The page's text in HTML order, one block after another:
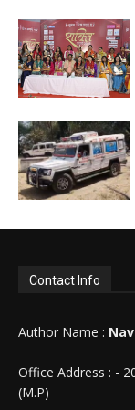
Contact Info
Author Name :
Office Address : -
(M.P)